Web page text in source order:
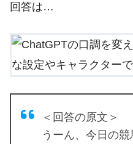
回答は…
＜回答の原文＞
うーん、今日の競